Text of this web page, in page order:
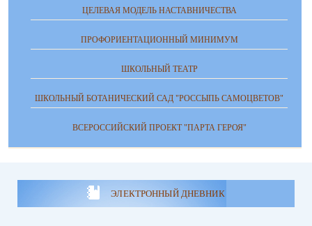
ЦЕЛЕВАЯ МОДЕЛЬ НАСТАВНИЧЕСТВА
ПРОФОРИЕНТАЦИОННЫЙ МИНИМУМ
ШКОЛЬНЫЙ ТЕАТР
ШКОЛЬНЫЙ БОТАНИЧЕСКИЙ САД "РОССЫПЬ САМОЦВЕТОВ"
ВСЕРОССИЙСКИЙ ПРОЕКТ "ПАРТА ГЕРОЯ"
ЭЛЕКТРОННЫЙ ДНЕВНИК